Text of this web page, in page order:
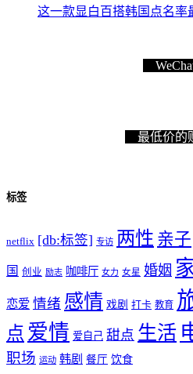
这一款显白百搭韩国点名率
最低价的
标签
netflix [db:标签] 专访 两性 亲子
国 创业 励志 咖啡厅 女力 女星 婚姻
恋爱 情绪 感情 戏剧 打卡 教育
点 爱情 爱自己 甜点 生活
职场 运动 韩剧 餐厅 饮食